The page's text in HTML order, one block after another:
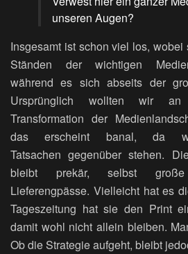
unseren Augen?
Insgesamt ist schon viel los,
Ständen der wichtigen
während es sich abseits der
Ursprünglich wollten wir
Transformation der
das erscheint banal, da
Tatsachen gegenüber stehen.
bleibt prekär, selbst
Lieferengpässe. Vielleicht hat es
Tageszeitung hat sie den Print
damit wohl nicht allein bleiben.
Ob die Strategie aufgeht, bleibt